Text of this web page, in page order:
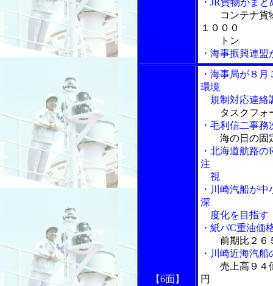
・JR貨物がま
コンテナ貨
１０００
トン
・海事振興連
【6面】
・海事局が８
環境
規制対応連絡
タスクフォ
・毛利信二事
海の日の固
・北海道航路
注
視
・川崎汽船が
深
度化を目指す
・紙パC重油価
前期比２６
・川崎近海汽
売上高９４
円